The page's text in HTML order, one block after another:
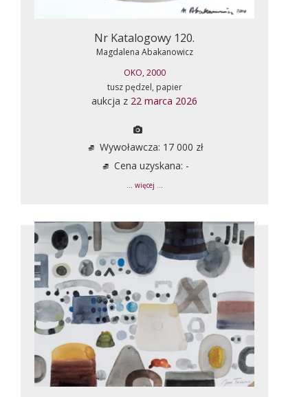
Nr Katalogowy 120.
Magdalena Abakanowicz
OKO, 2000
tusz pędzel, papier
aukcja z 22 marca 2026
Wywoławcza: 17 000 zł
Cena uzyskana: -
... więcej ...